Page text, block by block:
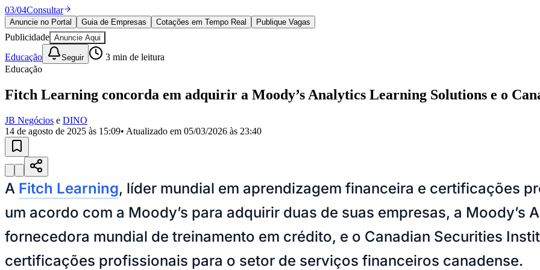
Política
Eleições
Esportes
Saúde
Segurança
Cultura
Meio Ambiente
Educação
Selecione sua região
Aldeia Aldeia da Serra
MilitarItapevi Jandira Jardim AudirJardim Belval Jardim Califórnia Jardim dos Altos Jardim dos Camargos Jardim Esperança Jardim Graziela
CristinaJardim Maria HelenaJardim MutingaJardim ParaísoJardim PaulistaJardim ReginaliceJardim São Luís Jardim São PedroJardim São
AldeinhaOsascoParque dos Camargos
Conde Vila Engenho NovoVila MárciaVila Nossa Sra. da EscadaVila Porto Votupoca
Anuncie no Portal
Guia de Empresas
Divulgar VagasNovo
03/04Consultar
Anuncie no Portal Guia de Empresas Cotações em Tempo Real Publique Vagas
Publicidade Anuncie Aqui
Educação Seguir 3 min de leitura
Educação
Fitch Learning concorda em adquirir a Moody’s Analytics Learning Solutions e o
JB Negócios e DINO
14 de agosto de 2025 às 15:09• Atualizado em 05/03/2026 às 23:40
A Fitch Learning, líder mundial em aprendizagem financeira e certificações
um acordo com a Moody’s para adquirir duas de suas empresas, a Moody’s
fornecedora mundial de treinamento em crédito, e o Canadian Securities
certificações profissionais para o setor de serviços financeiros canadense.